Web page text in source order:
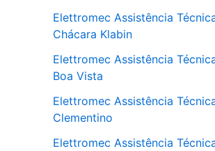
Elettromec Assistência
Chácara Klabin
Elettromec Assistência
Boa Vista
Elettromec Assistência
Clementino
Elettromec Assistência